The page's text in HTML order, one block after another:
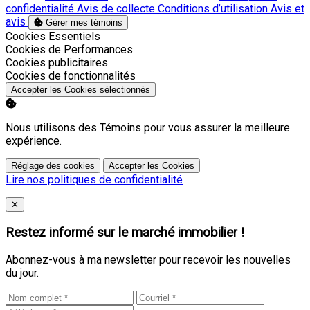
confidentialité Avis de collecte Conditions d’utilisation Avis et
avis
Gérer mes témoins
Activer
Cookies Essentiels
Activer
Cookies de Performances
Activer
Cookies publicitaires
Activer
Cookies de fonctionnalités
Accepter les Cookies sélectionnés
Nous utilisons des Témoins pour vous assurer la meilleure
expérience.
Réglage des cookies Accepter les Cookies
Lire nos politiques de confidentialité
Close
✕
Restez informé sur le marché immobilier !
Abonnez-vous à ma newsletter pour recevoir les nouvelles
du jour.